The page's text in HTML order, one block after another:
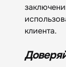
клиента.